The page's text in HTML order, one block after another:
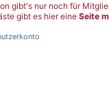
gibt's nur noch für
gibt es hier eineSeite